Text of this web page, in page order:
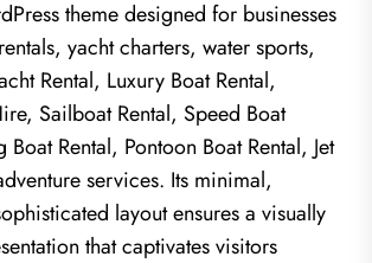
theme designed for businesses
yacht charters, water sports,
Rental, Luxury Boat Rental,
Sailboat Rental, Speed Boat
Boat Rental, Pontoon Boat Rental, Jet
services. Its minimal,
layout ensures a visually
that captivates visitors